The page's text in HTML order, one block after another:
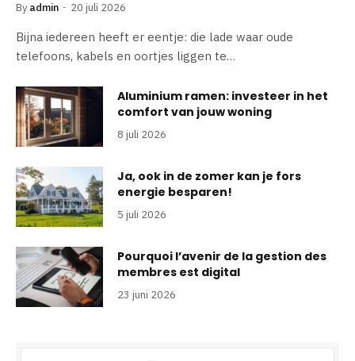
By admin 20 juli 2026
Bijna iedereen heeft er eentje: die lade waar oude
telefoons, kabels en oortjes liggen te…
Aluminium ramen: investeer in het
comfort van jouw woning
8 juli 2026
Ja, ook in de zomer kan je fors
energie besparen!
5 juli 2026
Pourquoi l’avenir de la gestion des
membres est digital
23 juni 2026